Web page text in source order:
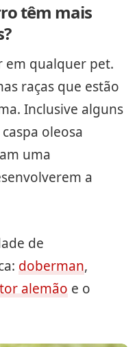
têm mais
em qualquer pet.
raças que estão
Inclusive alguns
oleosa
uma
a
de
doberman,
alemão e o